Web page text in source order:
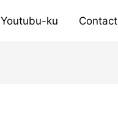
Youtubu-ku Contact